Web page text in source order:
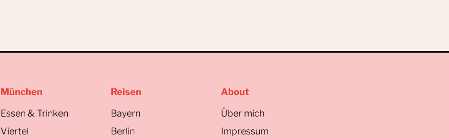
München
Essen & Trinken
Viertel
Reisen
Bayern
Berlin
About
Über mich
Impressum